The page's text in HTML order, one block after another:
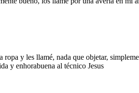
y les llamé, nada que objetar,
y enhorabuena al técnico Jesus